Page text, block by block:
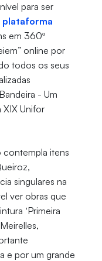
para ser
plataforma
em 360º
online por
todos os seus
- Um
XIX Unifor
contempla itens
singulares na
ver obras que
‘Primeira
e por um grande